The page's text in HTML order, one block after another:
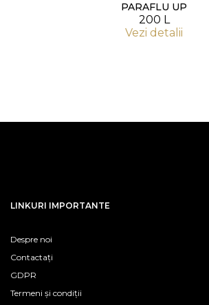
PARAFLU UP
200 L
Vezi detalii
LINKURI IMPORTANTE
Despre noi
Contactați
GDPR
Termeni și condiții